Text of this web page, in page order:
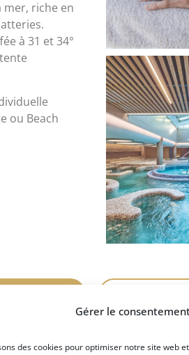
Gérer le
des cookies pour optimiser notre site web
mer, riche en
à 31 et 34°
ou Beach
et brochure
DANS LA MÊME CATÉGORIE